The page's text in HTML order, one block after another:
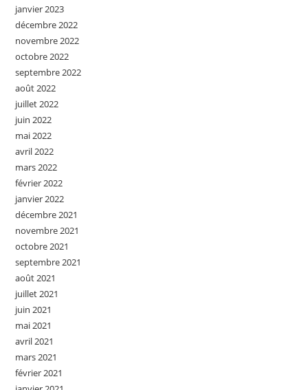
janvier 2023
décembre 2022
novembre 2022
octobre 2022
septembre 2022
août 2022
juillet 2022
juin 2022
mai 2022
avril 2022
mars 2022
février 2022
janvier 2022
décembre 2021
novembre 2021
octobre 2021
septembre 2021
août 2021
juillet 2021
juin 2021
mai 2021
avril 2021
mars 2021
février 2021